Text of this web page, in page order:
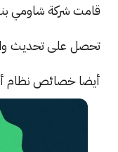
قامت شركة شاومي
تحصل على تحديث
أيضا خصائص نظام